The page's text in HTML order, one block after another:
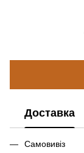
Доставка
Самовивіз